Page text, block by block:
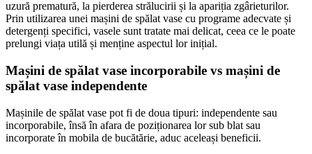
uzură prematură, la pierderea strălucirii și la apariția zgârieturilor.
Prin utilizarea unei mașini de spălat vase cu programe adecvate și
detergenți specifici, vasele sunt tratate mai delicat, ceea ce le poate
prelungi viața utilă și menține aspectul lor inițial.
Mașini de spălat vase incorporabile vs mașini de
spălat vase independente
Mașinile de spălat vase pot fi de doua tipuri: independente sau
incorporabile, însă în afara de poziționarea lor sub blat sau
incorporate în mobila de bucătărie, aduc aceleași beneficii.